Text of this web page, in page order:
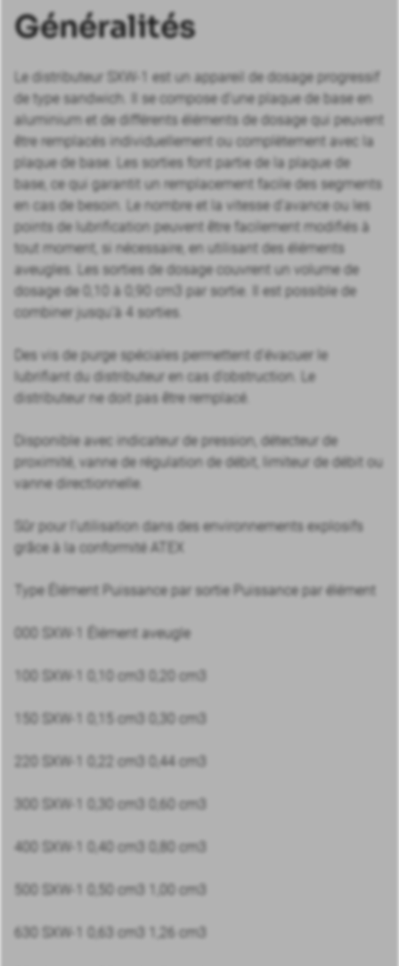
Généralités
Le distributeur SXW-1 est un appareil de dosage progressif
de type sandwich. Il se compose d’une plaque de base en
aluminium et de différents éléments de dosage qui peuvent
être remplacés individuellement ou complètement avec la
plaque de base. Les sorties font partie de la plaque de
base, ce qui garantit un remplacement facile des segments
en cas de besoin. Le nombre et la vitesse d’avance ou les
points de lubrification peuvent être facilement modifiés à
tout moment, si nécessaire, en utilisant des éléments
aveugles. Les sorties de dosage couvrent un volume de
dosage de 0,10 à 0,90 cm3 par sortie. Il est possible de
combiner jusqu’à 4 sorties.
Des vis de purge spéciales permettent d’évacuer le
lubrifiant du distributeur en cas d’obstruction. Le
distributeur ne doit pas être remplacé.
Disponible avec indicateur de pression, détecteur de
proximité, vanne de régulation de débit, limiteur de débit ou
vanne directionnelle.
Sûr pour l’utilisation dans des environnements explosifs
grâce à la conformité ATEX
Type Élément Puissance par sortie Puissance par élément
000 SXW-1 Élément aveugle
100 SXW-1 0,10 cm3 0,20 cm3
150 SXW-1 0,15 cm3 0,30 cm3
220 SXW-1 0,22 cm3 0,44 cm3
300 SXW-1 0,30 cm3 0,60 cm3
400 SXW-1 0,40 cm3 0,80 cm3
500 SXW-1 0,50 cm3 1,00 cm3
630 SXW-1 0,63 cm3 1,26 cm3